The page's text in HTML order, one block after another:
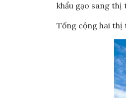
khẩu gạo sang thị
Tổng cộng hai thị